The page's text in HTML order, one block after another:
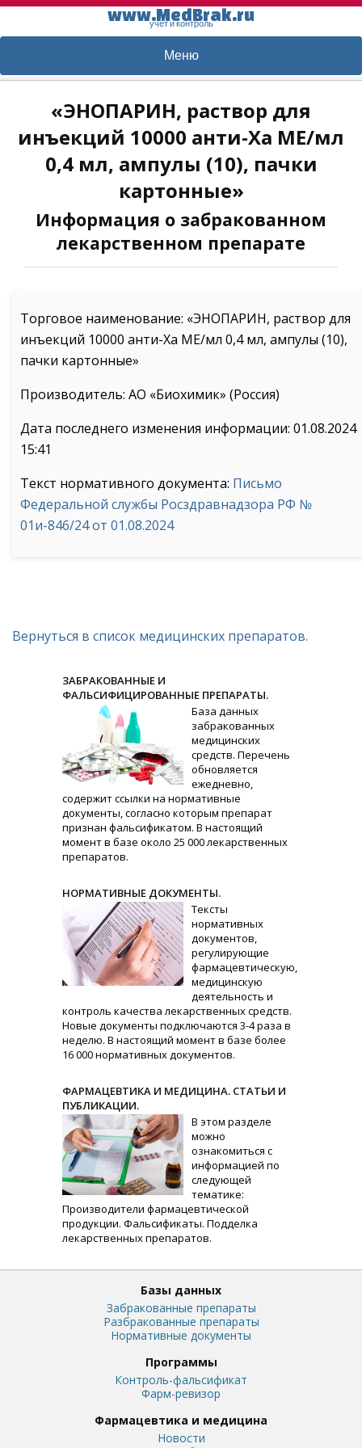
www.MedBrak.ru
учет и контроль
Меню
«ЭНОПАРИН, раствор для
инъекций 10000 анти-Ха МЕ/мл
0,4 мл, ампулы (10), пачки
картонные»
Информация о забракованном
лекарственном препарате
Торговое наименование: «ЭНОПАРИН, раствор для
инъекций 10000 анти-Ха МЕ/мл 0,4 мл, ампулы (10),
пачки картонные»
Производитель: АО «Биохимик» (Россия)
Дата последнего изменения информации: 01.08.2024
15:41
Текст нормативного документа: Письмо
Федеральной службы Росздравнадзора РФ №
01и-846/24 от 01.08.2024
Вернуться в список медицинских препаратов.
ЗАБРАКОВАННЫЕ И
ФАЛЬСИФИЦИРОВАННЫЕ ПРЕПАРАТЫ.
База данных
забракованных
медицинских
средств. Перечень
обновляется
ежедневно,
содержит ссылки на нормативные
документы, согласно которым препарат
признан фальсификатом. В настоящий
момент в базе около 25 000 лекарственных
препаратов.
НОРМАТИВНЫЕ ДОКУМЕНТЫ.
Тексты
нормативных
документов,
регулирующие
фармацевтическую,
медицинскую
деятельность и
контроль качества лекарственных средств.
Новые документы подключаются 3-4 раза в
неделю. В настоящий момент в базе более
16 000 нормативных документов.
ФАРМАЦЕВТИКА И МЕДИЦИНА. СТАТЬИ И
ПУБЛИКАЦИИ.
В этом разделе
можно
ознакомиться с
информацией по
следующей
тематике:
Производители фармацевтической
продукции. Фальсификаты. Подделка
лекарственных препаратов.
Базы данных
Забракованные препараты
Разбракованные препараты
Нормативные документы
Программы
Контроль-фальсификат
Фарм-ревизор
Фармацевтика и медицина
Новости